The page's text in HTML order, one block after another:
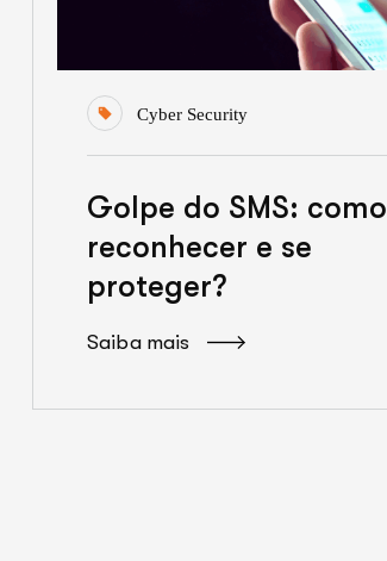
Cyber Security
Golpe do SMS: como
reconhecer e se
proteger?
Saiba mais